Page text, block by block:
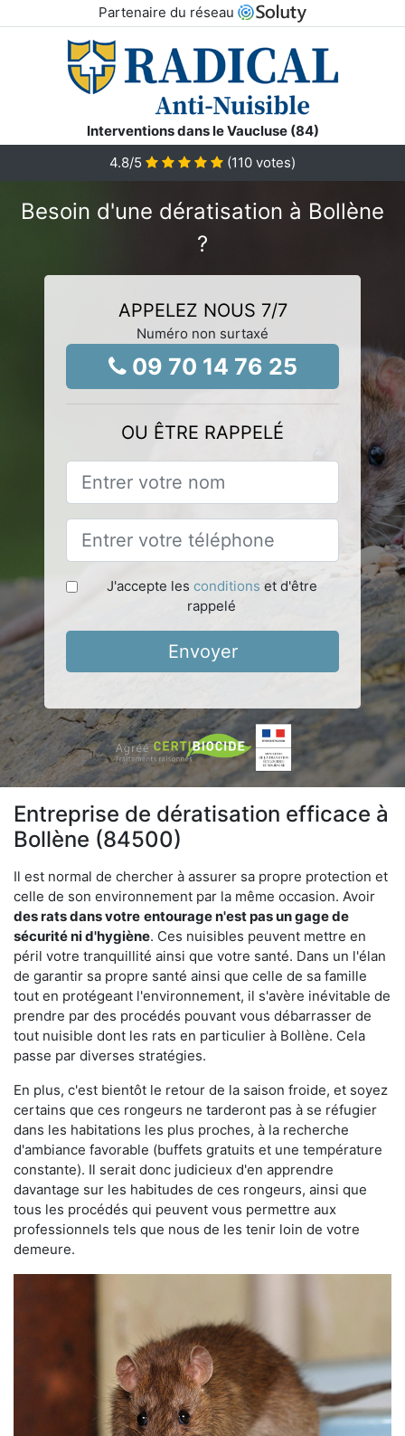
Partenaire du réseau
Interventions dans le Vaucluse (84)
4.8/5 (110 votes)
Besoin d'une dératisation à Bollène
?
APPELEZ NOUS 7/7
Numéro non surtaxé
09 70 14 76 25
OU ÊTRE RAPPELÉ
J'accepte les conditions et d'être
rappelé
Envoyer
Entreprise de dératisation efficace à
Bollène (84500)
Il est normal de chercher à assurer sa propre protection et
celle de son environnement par la même occasion. Avoir
des rats dans votre entourage n'est pas un gage de
sécurité ni d'hygiène. Ces nuisibles peuvent mettre en
péril votre tranquillité ainsi que votre santé. Dans un l'élan
de garantir sa propre santé ainsi que celle de sa famille
tout en protégeant l'environnement, il s'avère inévitable de
prendre par des procédés pouvant vous débarrasser de
tout nuisible dont les rats en particulier à Bollène. Cela
passe par diverses stratégies.
En plus, c'est bientôt le retour de la saison froide, et soyez
certains que ces rongeurs ne tarderont pas à se réfugier
dans les habitations les plus proches, à la recherche
d'ambiance favorable (buffets gratuits et une température
constante). Il serait donc judicieux d'en apprendre
davantage sur les habitudes de ces rongeurs, ainsi que
tous les procédés qui peuvent vous permettre aux
professionnels tels que nous de les tenir loin de votre
demeure.